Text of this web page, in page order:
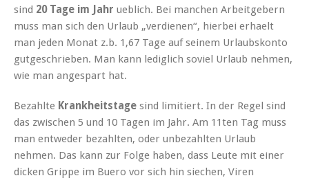
sind 20 Tage im Jahr ueblich. Bei manchen Arbeitgebern
muss man sich den Urlaub „verdienen“, hierbei erhaelt
man jeden Monat z.b. 1,67 Tage auf seinem Urlaubskonto
gutgeschrieben. Man kann lediglich soviel Urlaub nehmen,
wie man angespart hat.
Bezahlte Krankheitstage sind limitiert. In der Regel sind
das zwischen 5 und 10 Tagen im Jahr. Am 11ten Tag muss
man entweder bezahlten, oder unbezahlten Urlaub
nehmen. Das kann zur Folge haben, dass Leute mit einer
dicken Grippe im Buero vor sich hin siechen, Viren